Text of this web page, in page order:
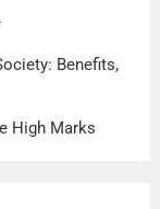
Benefits,
High Marks